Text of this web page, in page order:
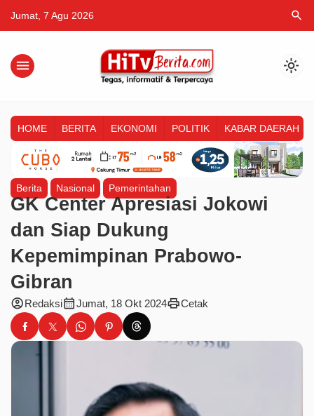
Jumat, 7 Agu 2026 search
menu light_mode
HOME BERITA EKONOMI POLITIK KABAR DAERAH
Berita Nasional Pemerintahan
GK Center Apresiasi Jokowi
dan Siap Dukung
Kepemimpinan Prabowo-
Gibran
account_circleRedaksicalendar_monthJumat, 18 Okt 2024printCetak